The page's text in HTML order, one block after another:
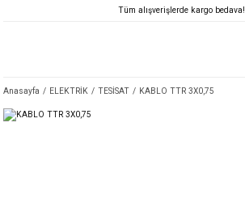
Tüm alışverişlerde kargo bedava!
Anasayfa ELEKTRİK TESİSAT KABLO TTR 3X0,75